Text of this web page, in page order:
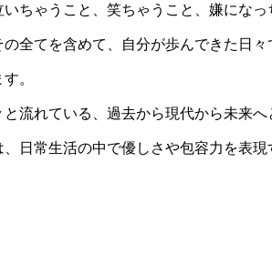
ちゃうこと、笑ちゃうこと、嫌にな
た日々であり素晴らし
りの人々も同じ
流れている、過去から現代から未来
を表現することで、人々